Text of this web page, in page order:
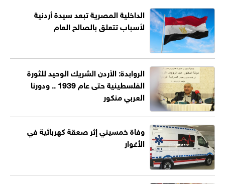
الداخلية المصرية تبعد سيدة أردنية
لأسباب تتعلق بالصالح العام
الروابدة: الأردن الشريك الوحيد للثورة
الفلسطينية حتى عام 1939 .. ودورنا
العربي منكور
وفاة خمسيني إثر صعقة كهربائية في
الأغوار